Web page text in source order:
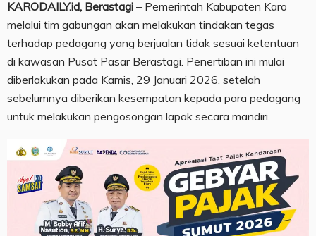
KARODAILY.id, Berastagi – Pemerintah Kabupaten Karo
melalui tim gabungan akan melakukan tindakan tegas
terhadap pedagang yang berjualan tidak sesuai ketentuan
di kawasan Pusat Pasar Berastagi. Penertiban ini mulai
diberlakukan pada Kamis, 29 Januari 2026, setelah
sebelumnya diberikan kesempatan kepada para pedagang
untuk melakukan pengosongan lapak secara mandiri.